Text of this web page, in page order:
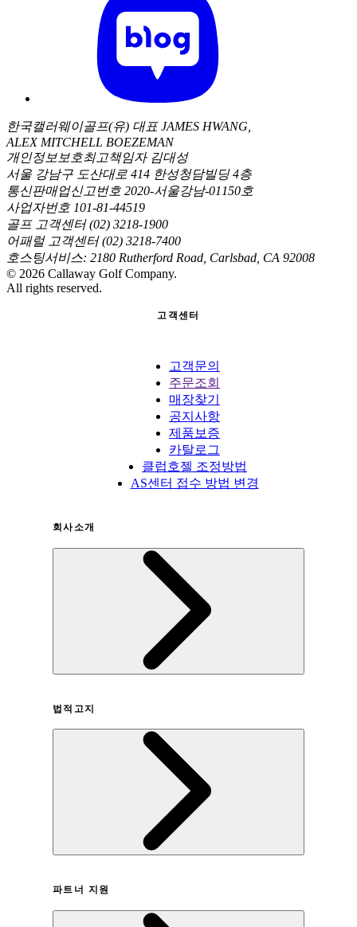
한국캘러웨이골프(유) 대표 JAMES HWANG,
ALEX MITCHELL BOEZEMAN
개인정보보호최고책임자 김대성
서울 강남구 도산대로 414 한성청담빌딩 4층
통신판매업신고번호 2020-서울강남-01150호
사업자번호 101-81-44519
골프 고객센터 (02) 3218-1900
어패럴 고객센터 (02) 3218-7400
호스팅서비스: 2180 Rutherford Road, Carlsbad, CA 92008
© 2026 Callaway Golf Company.
All rights reserved.
고객센터
고객문의
주문조회
매장찾기
공지사항
제품보증
카탈로그
클럽호젤 조정방법
AS센터 접수 방법 변경
회사소개
법적고지
개인정보취급방침
파트너 지원